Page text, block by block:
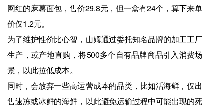
网红的麻薯面包，售价29.8元，但一盒有24个，算下来单
价仅1.2元。
为了维护性价比心智，山姆通过委托知名品牌的加工工厂
生产，或产地直购，将500多个自有品牌商品引入消费场
景，以此拉低成本。
同时，会放弃一些高运营成本的品类，比如活海鲜，仅出
售速冻或冰鲜的海鲜，以此避免运输过程中可能出现的死